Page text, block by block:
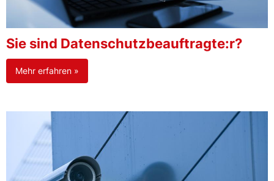
Sie sind Datenschutzbeauftragte:r?
Mehr erfahren »